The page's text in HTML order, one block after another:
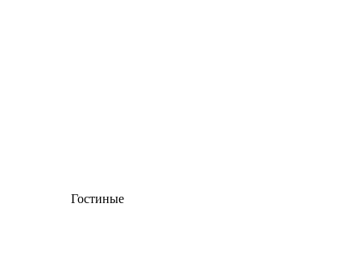
Гостиные